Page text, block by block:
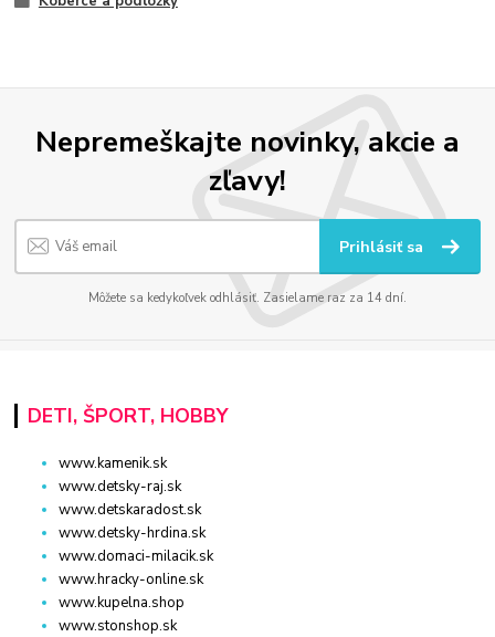
Nepremeškajte novinky, akcie a
zľavy!
Prihlásiť sa
Môžete sa kedykoľvek odhlásiť. Zasielame raz za 14 dní.
DETI, ŠPORT, HOBBY
www.kamenik.sk
www.detsky-raj.sk
www.detskaradost.sk
www.detsky-hrdina.sk
www.domaci-milacik.sk
www.hracky-online.sk
www.kupelna.shop
www.stonshop.sk